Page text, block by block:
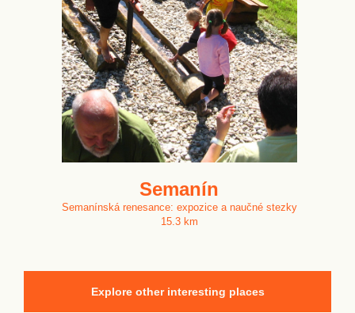
Semanín
Semanínská renesance: expozice a naučné stezky
15.3 km
Explore other interesting places